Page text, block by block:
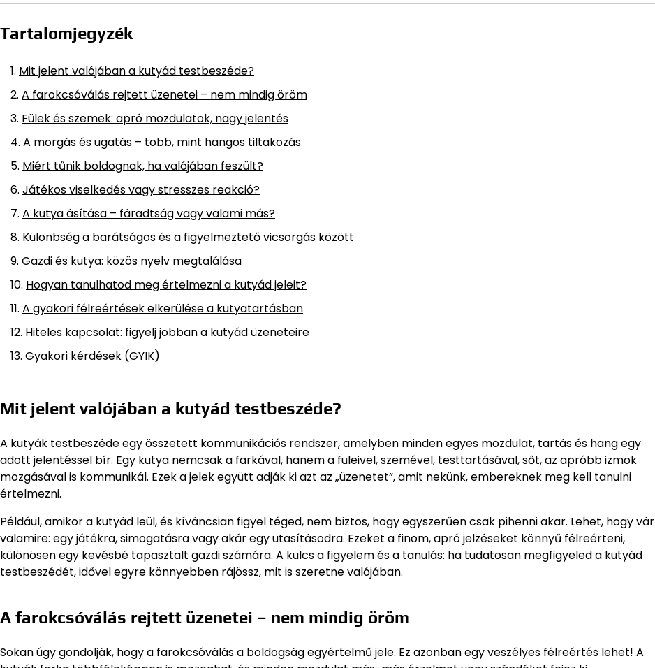
Tartalomjegyzék
Mit jelent valójában a kutyád testbeszéde?
A farokcsóválás rejtett üzenetei – nem mindig öröm
Fülek és szemek: apró mozdulatok, nagy jelentés
A morgás és ugatás – több, mint hangos tiltakozás
Miért tűnik boldognak, ha valójában feszült?
Játékos viselkedés vagy stresszes reakció?
A kutya ásítása – fáradtság vagy valami más?
Különbség a barátságos és a figyelmeztető vicsorgás között
Gazdi és kutya: közös nyelv megtalálása
Hogyan tanulhatod meg értelmezni a kutyád jeleit?
A gyakori félreértések elkerülése a kutyatartásban
Hiteles kapcsolat: figyelj jobban a kutyád üzeneteire
Gyakori kérdések (GYIK)
Mit jelent valójában a kutyád testbeszéde?
A kutyák testbeszéde egy összetett kommunikációs rendszer, amelyben minden egyes mozdulat, tartás és hang egy
adott jelentéssel bír. Egy kutya nemcsak a farkával, hanem a füleivel, szemével, testtartásával, sőt, az apróbb izmok
mozgásával is kommunikál. Ezek a jelek együtt adják ki azt az „üzenetet”, amit nekünk, embereknek meg kell tanulni
értelmezni.
Például, amikor a kutyád leül, és kíváncsian figyel téged, nem biztos, hogy egyszerűen csak pihenni akar. Lehet, hogy vár
valamire: egy játékra, simogatásra vagy akár egy utasításodra. Ezeket a finom, apró jelzéseket könnyű félreérteni,
különösen egy kevésbé tapasztalt gazdi számára. A kulcs a figyelem és a tanulás: ha tudatosan megfigyeled a kutyád
testbeszédét, idővel egyre könnyebben rájössz, mit is szeretne valójában.
A farokcsóválás rejtett üzenetei – nem mindig öröm
Sokan úgy gondolják, hogy a farokcsóválás a boldogság egyértelmű jele. Ez azonban egy veszélyes félreértés lehet! A